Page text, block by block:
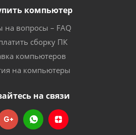
компьютер
на вопросы – FAQ
сборку ПК
компьютеров
на компьютеры
на связи